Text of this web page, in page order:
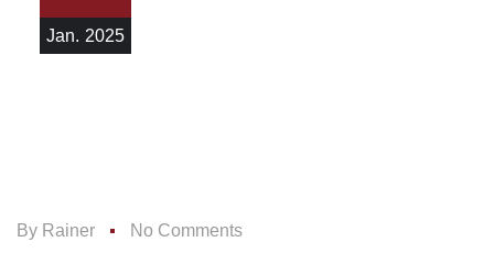
Jan. 2025
By Rainer No Comments